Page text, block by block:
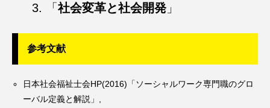
「社会変革と社会開発」
参考文献
日本社会福祉士会HP(2016)「ソーシャルワーク専門職のグロ
ーバル定義と解説」,